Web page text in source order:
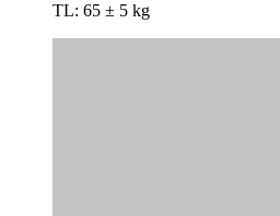
TL: 65 ± 5 kg